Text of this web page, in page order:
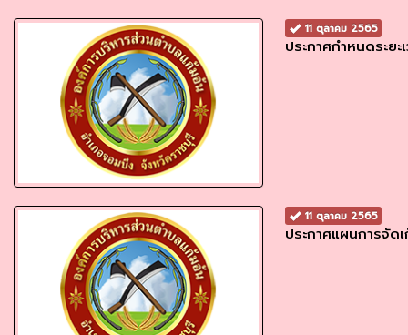
11 ตุลาคม 2565
ประกาศกำหนดระย
11 ตุลาคม 2565
ประกาศแผนการจั